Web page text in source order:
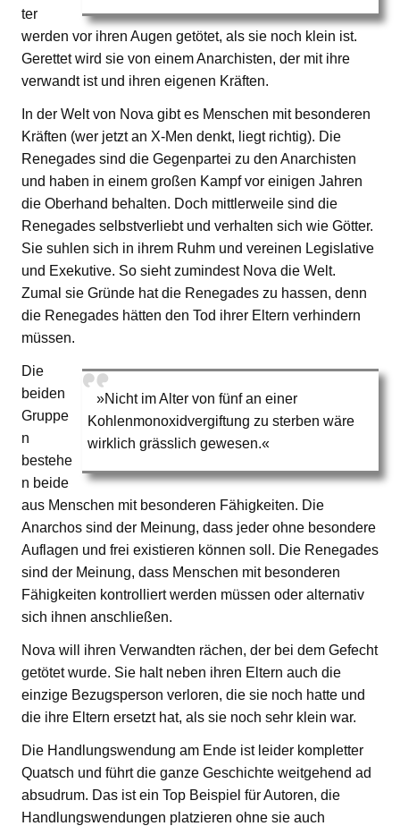
ter
werden vor ihren Augen getötet, als sie noch klein ist.
Gerettet wird sie von einem Anarchisten, der mit ihre
verwandt ist und ihren eigenen Kräften.
In der Welt von Nova gibt es Menschen mit besonderen
Kräften (wer jetzt an X-Men denkt, liegt richtig). Die
Renegades sind die Gegenpartei zu den Anarchisten
und haben in einem großen Kampf vor einigen Jahren
die Oberhand behalten. Doch mittlerweile sind die
Renegades selbstverliebt und verhalten sich wie Götter.
Sie suhlen sich in ihrem Ruhm und vereinen Legislative
und Exekutive. So sieht zumindest Nova die Welt.
Zumal sie Gründe hat die Renegades zu hassen, denn
die Renegades hätten den Tod ihrer Eltern verhindern
müssen.
»Nicht im Alter von fünf an einer
Kohlenmonoxidvergiftung zu sterben wäre
wirklich grässlich gewesen.«
Die
beiden
Gruppe
n
bestehe
n beide
aus Menschen mit besonderen Fähigkeiten. Die
Anarchos sind der Meinung, dass jeder ohne besondere
Auflagen und frei existieren können soll. Die Renegades
sind der Meinung, dass Menschen mit besonderen
Fähigkeiten kontrolliert werden müssen oder alternativ
sich ihnen anschließen.
Nova will ihren Verwandten rächen, der bei dem Gefecht
getötet wurde. Sie halt neben ihren Eltern auch die
einzige Bezugsperson verloren, die sie noch hatte und
die ihre Eltern ersetzt hat, als sie noch sehr klein war.
Die Handlungswendung am Ende ist leider kompletter
Quatsch und führt die ganze Geschichte weitgehend ad
absudrum. Das ist ein Top Beispiel für Autoren, die
Handlungswendungen platzieren ohne sie auch